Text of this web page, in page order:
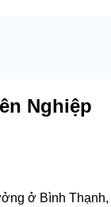
Nghiệp
ở Bình